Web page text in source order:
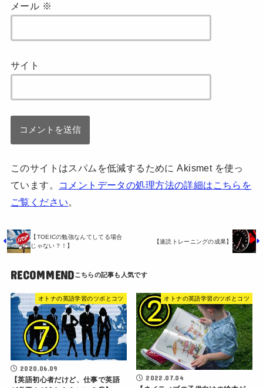
メール ※
サイト
このサイトはスパムを低減するために Akismet を使っ
ています。
コメントデータの処理方法の詳細はこちらを
ご覧ください。
【TOEICの勉強なんてしてる場合
じゃない？！】
【速読トレーニングの成果】
RECOMMEND
オトナの英語学習のツボとコツ
2020.06.09
【英語初心者だけど、仕事で英語
オトナの英語学習のツボとコツ
2022.07.04